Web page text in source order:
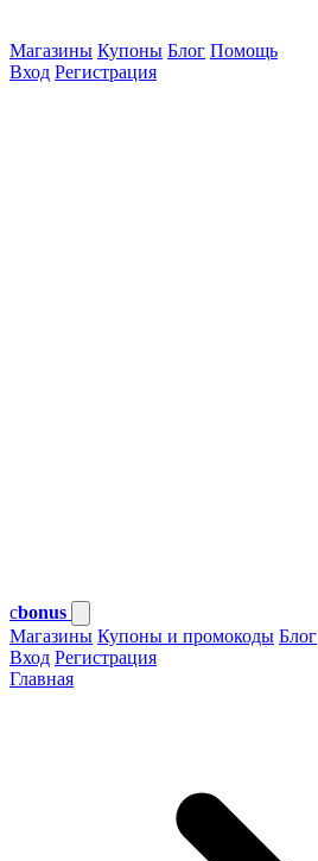
Магазины Купоны Блог Помощь
Вход Регистрация
cbonus
Магазины Купоны и промокоды Блог
Вход Регистрация
Главная